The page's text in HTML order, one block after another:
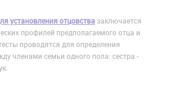
установления отцовствазаключается
профилей предполагаемого отца и
проводятся для определения
членами семьи одного пола: сестра -